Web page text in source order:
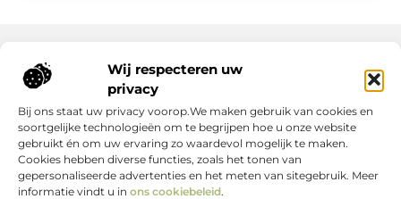
Wij respecteren uw
privacy
Bij ons staat uw privacy voorop.We maken gebruik van cookies en
soortgelijke technologieën om te begrijpen hoe u onze website
gebruikt én om uw ervaring zo waardevol mogelijk te maken.
Cookies hebben diverse functies, zoals het tonen van
gepersonaliseerde advertenties en het meten van sitegebruik. Meer
informatie vindt u in ons cookiebeleid.
Onze informatie